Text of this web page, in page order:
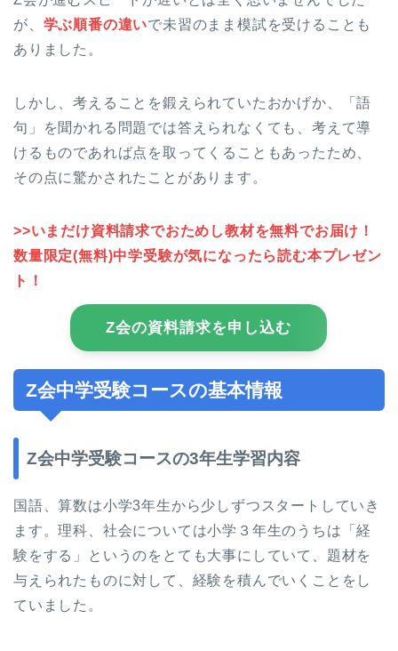
が、 学ぶ順番の違いで未習のまま模試を受けることも
ありました。
しかし、考えることを鍛えられていたおかげか、「語
句」を聞かれる問題では答えられなくても、考えて導
けるものであれば点を取ってくることもあったため、
その点に驚かされたことがあります。
>>いまだけ資料請求でおためし教材を無料でお届け！
数量限定(無料)中学受験が気になったら読む本プレゼン
ト！
Z会の資料請求を申し込む
Z会中学受験コースの基本情報
Z会中学受験コースの3年生学習内容
国語、算数は小学3年生から少しずつスタートしていき
ます。理科、社会については小学３年生のうちは「経
験をする」というのをとても大事にしていて、題材を
与えられたものに対して、経験を積んでいくことをし
ていました。